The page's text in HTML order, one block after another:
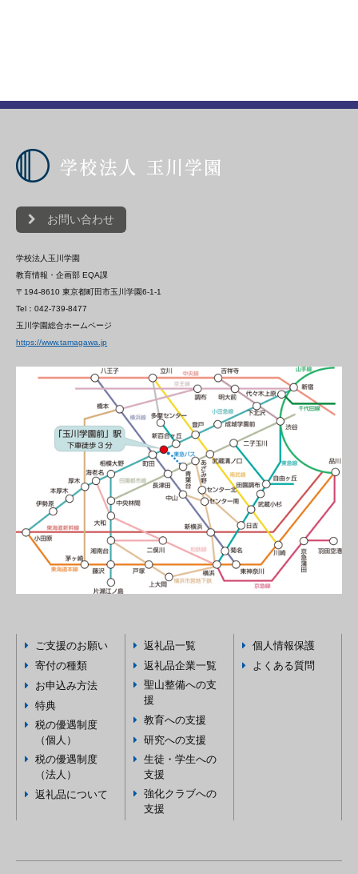
お問い合わせ
学校法人玉川学園
教育情報・企画部 EQA課
〒194-8610 東京都町田市玉川学園6-1-1
Tel：042-739-8477
玉川学園総合ホームページ
https://www.tamagawa.jp
ご支援のお願い
寄付の種類
お申込み方法
特典
税の優遇制度
（個人）
税の優遇制度
（法人）
返礼品について
返礼品一覧
返礼品企業一覧
聖山整備への支
援
教育への支援
研究への支援
生徒・学生への
支援
強化クラブへの
支援
個人情報保護
よくある質問